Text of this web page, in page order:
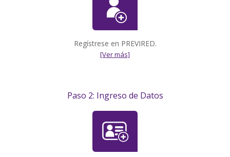
Regístrese en PREVIRED.
[Ver más]
Paso 2: Ingreso de Datos